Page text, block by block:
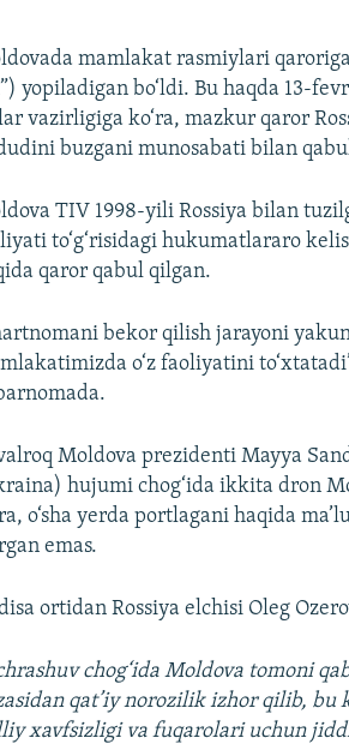
mamlakat rasmiylari
yopiladigan bo‘ldi. Bu haqda 13-
vazirligiga ko‘ra, mazkur qaror
buzgani munosabati bilan
TIV 1998-yili Rossiya bilan
to‘g‘risidagi hukumatlararo
qaror qabul qilgan.
bekor qilish jarayoni
o‘z faoliyatini
Moldova prezidenti Mayya
hujumi chog‘ida ikkita dron
o‘sha yerda portlagani haqida
emas.
ortidan Rossiya elchisi Oleg
chog‘ida Moldova tomoni
qat’iy norozilik izhor qilib,
xavfsizligi va fuqarolari uchun